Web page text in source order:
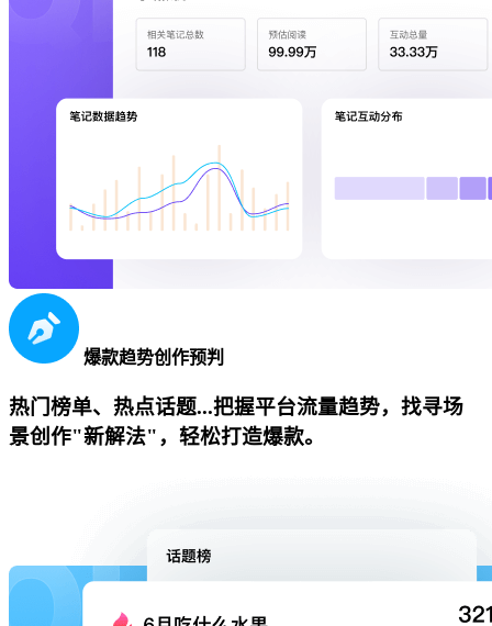
爆款趋势创作预判
热门榜单、热点话题...把握平台流量趋势，找寻场
景创作"新解法"，轻松打造爆款。